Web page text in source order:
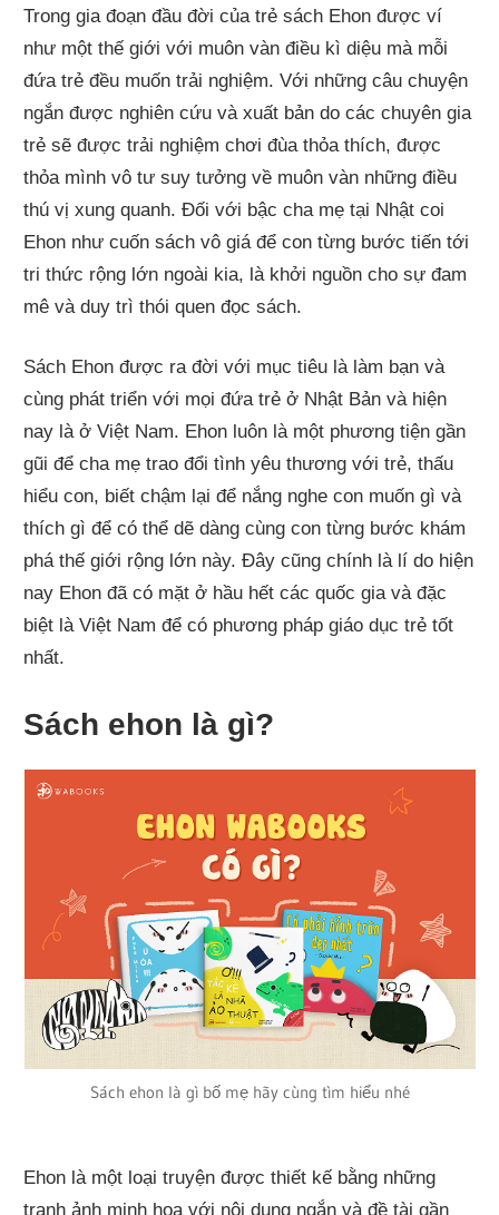
Trong gia đoạn đầu đời của trẻ sách Ehon được ví
như một thế giới với muôn vàn điều kì diệu mà mỗi
đứa trẻ đều muốn trải nghiệm. Với những câu chuyện
ngắn được nghiên cứu và xuất bản do các chuyên gia
trẻ sẽ được trải nghiệm chơi đùa thỏa thích, được
thỏa mình vô tư suy tưởng về muôn vàn những điều
thú vị xung quanh. Đối với bậc cha mẹ tại Nhật coi
Ehon như cuốn sách vô giá để con từng bước tiến tới
tri thức rộng lớn ngoài kia, là khởi nguồn cho sự đam
mê và duy trì thói quen đọc sách.
Sách Ehon được ra đời với mục tiêu là làm bạn và
cùng phát triển với mọi đứa trẻ ở Nhật Bản và hiện
nay là ở Việt Nam. Ehon luôn là một phương tiện gần
gũi để cha mẹ trao đổi tình yêu thương với trẻ, thấu
hiểu con, biết chậm lại để nắng nghe con muốn gì và
thích gì để có thể dẽ dàng cùng con từng bước khám
phá thế giới rộng lớn này. Đây cũng chính là lí do hiện
nay Ehon đã có mặt ở hầu hết các quốc gia và đặc
biệt là Việt Nam để có phương pháp giáo dục trẻ tốt
nhất.
Sách ehon là gì?
Sách ehon là gì bố mẹ hãy cùng tìm hiểu nhé
Ehon là một loại truyện được thiết kế bằng những
tranh ảnh minh họa với nội dung ngắn và đề tài gần